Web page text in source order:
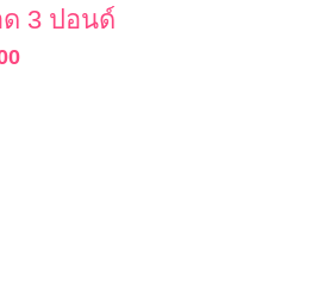
3 ปอนด์